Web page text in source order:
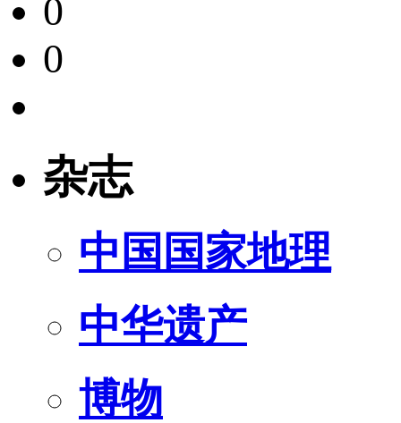
0
0
杂志
中国国家地理
中华遗产
博物